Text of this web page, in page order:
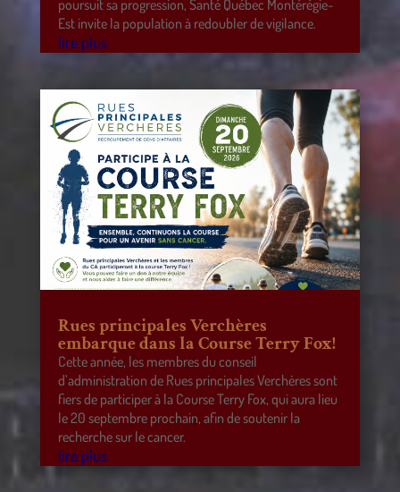
poursuit sa progression, Santé Québec Montérégie-
Est invite la population à redoubler de vigilance.
lire plus
Rues principales Verchères
embarque dans la Course Terry Fox!
Cette année, les membres du conseil
d’administration de Rues principales Verchères sont
fiers de participer à la Course Terry Fox, qui aura lieu
le 20 septembre prochain, afin de soutenir la
recherche sur le cancer.
lire plus